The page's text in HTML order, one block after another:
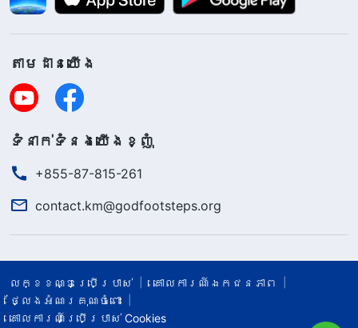
តាម​ដាន​យើង​
ទំនាក់​ទំនង​យើង​ខ្ញុំ
+855-87-815-261
contact.km@godfootsteps.org
លក្ខខណ្ឌ​ប្រើប្រាស់​
គោលការណ៍ឯកជនភាព
ថ្លែងអំណរគុណចំពោះ
គោលការណ៍ប្រើប្រាស់ Cookies